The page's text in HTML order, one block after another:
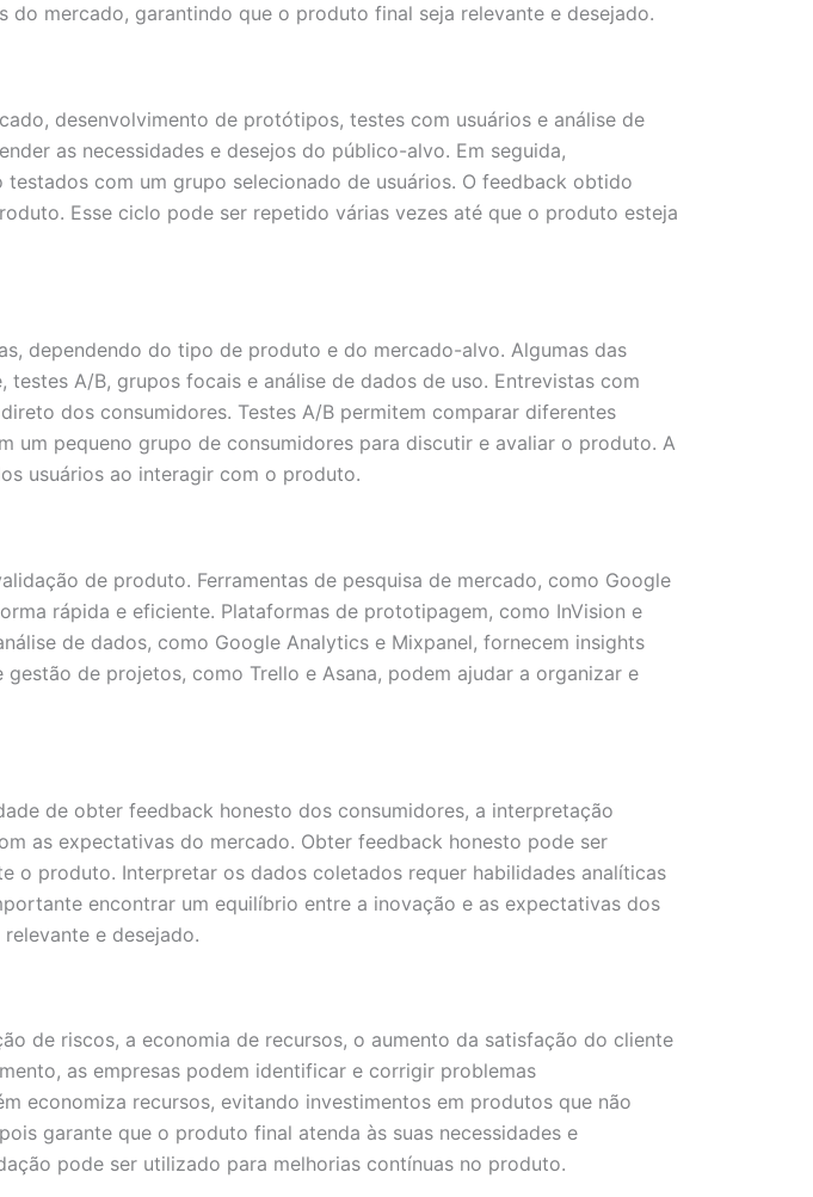
mercado, garantindo que o produto final seja relevante e desejado.
desenvolvimento de protótipos, testes com usuários e análise de
as necessidades e desejos do público-alvo. Em seguida,
com um grupo selecionado de usuários. O feedback obtido
Esse ciclo pode ser repetido várias vezes até que o produto esteja
dependendo do tipo de produto e do mercado-alvo. Algumas das
A/B, grupos focais e análise de dados de uso. Entrevistas com
dos consumidores. Testes A/B permitem comparar diferentes
um pequeno grupo de consumidores para discutir e avaliar o produto. A
usuários ao interagir com o produto.
de produto. Ferramentas de pesquisa de mercado, como Google
rápida e eficiente. Plataformas de prototipagem, como InVision e
de dados, como Google Analytics e Mixpanel, fornecem insights
de projetos, como Trello e Asana, podem ajudar a organizar e
de obter feedback honesto dos consumidores, a interpretação
as expectativas do mercado. Obter feedback honesto pode ser
o produto. Interpretar os dados coletados requer habilidades analíticas
encontrar um equilíbrio entre a inovação e as expectativas dos
e desejado.
de riscos, a economia de recursos, o aumento da satisfação do cliente
as empresas podem identificar e corrigir problemas
economiza recursos, evitando investimentos em produtos que não
garante que o produto final atenda às suas necessidades e
pode ser utilizado para melhorias contínuas no produto.